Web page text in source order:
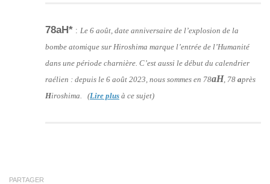
78aH* : Le 6 août, date anniversaire de l’explosion de la
bombe atomique sur Hiroshima marque l’entrée de l’Humanité
dans une période charnière. C’est aussi le début du calendrier
raélien : depuis le 6 août 2023, nous sommes en 78aH, 78 après
Hiroshima. (Lire plus à ce sujet)
PARTAGER